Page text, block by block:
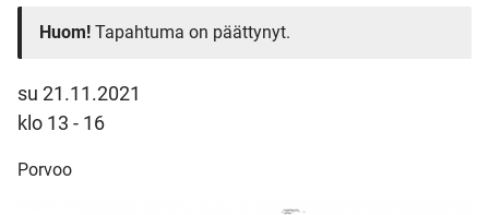
Huom! Tapahtuma on päättynyt.
su 21.11.2021
klo 13 - 16
Porvoo